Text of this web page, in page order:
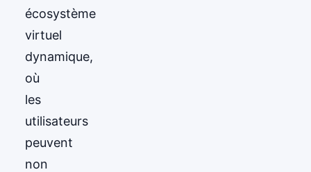
écosystème
virtuel
dynamique,
où
les
utilisateurs
peuvent
non